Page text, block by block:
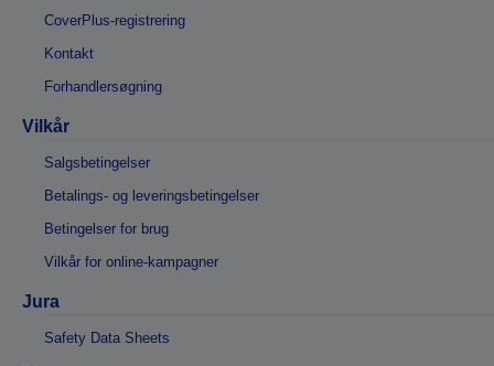
CoverPlus-registrering
Kontakt
Forhandlersøgning
Vilkår
Salgsbetingelser
Betalings- og leveringsbetingelser
Betingelser for brug
Vilkår for online-kampagner
Jura
Safety Data Sheets